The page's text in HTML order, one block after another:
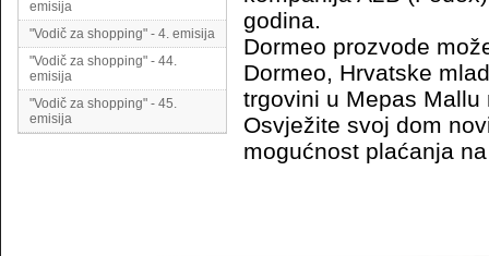
emisija
"Vodič za shopping" - 4. emisija
"Vodič za shopping" - 44.
emisija
"Vodič za shopping" - 45.
emisija
godina.
Dormeo prozvode
Dormeo, Hrvatske
trgovini u Mepas Mallu
Osvježite svoj dom
mogućnost plaćanja